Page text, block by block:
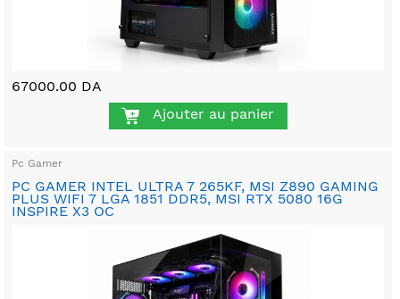
67000.00 DA
Ajouter au panier
Pc Gamer
PC GAMER INTEL ULTRA 7 265KF, MSI Z890 GAMING
PLUS WIFI 7 LGA 1851 DDR5, MSI RTX 5080 16G
INSPIRE X3 OC